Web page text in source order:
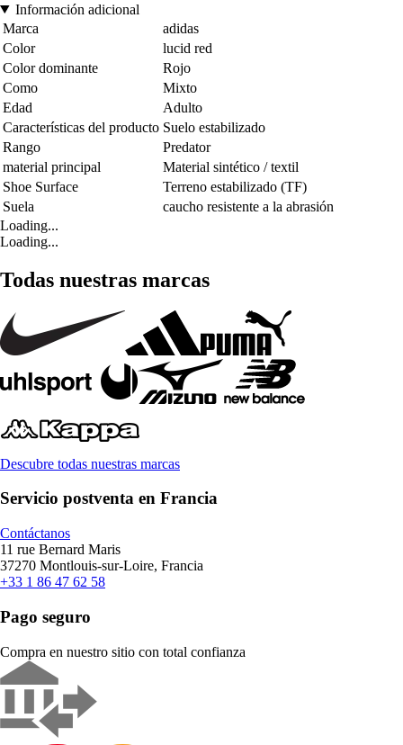
Información adicional
Marca
adidas
Color
lucid red
Color dominante
Rojo
Como
Mixto
Edad
Adulto
Características del producto Suelo estabilizado
Rango
Predator
material principal
Material sintético / textil
Shoe Surface
Terreno estabilizado (TF)
Suela
caucho resistente a la abrasión
Loading...
Loading...
Todas nuestras marcas
Descubre todas nuestras marcas
Servicio postventa en Francia
Contáctanos
11 rue Bernard Maris
37270 Montlouis-sur-Loire, Francia
+33 1 86 47 62 58
Pago seguro
Compra en nuestro sitio con total confianza